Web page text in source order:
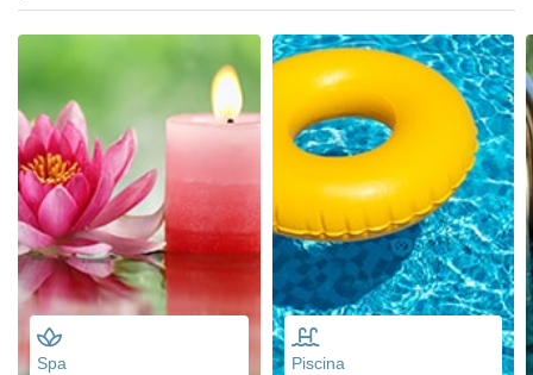
Spa Piscina